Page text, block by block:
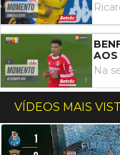
AOS
VÍDEOS MAIS